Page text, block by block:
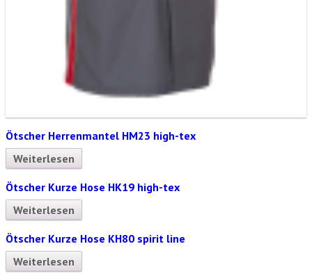
Ötscher Herrenmantel HM23 high-tex
Weiterlesen
Ötscher Kurze Hose HK19 high-tex
Weiterlesen
Ötscher Kurze Hose KH80 spirit line
Weiterlesen